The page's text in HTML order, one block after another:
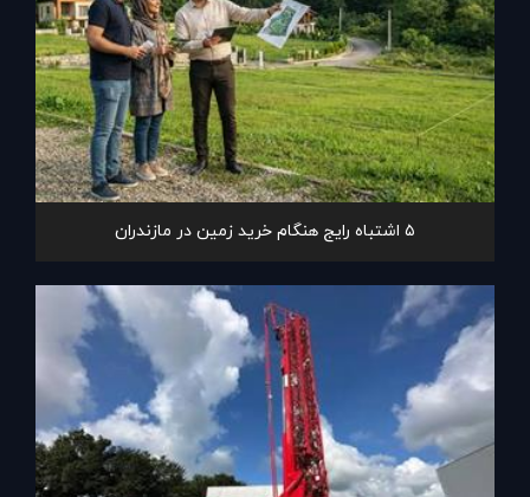
۵ اشتباه رایج هنگام خرید زمین در مازندران